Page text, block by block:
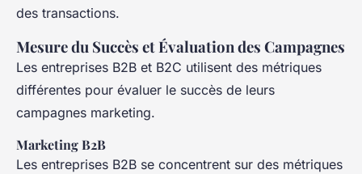
des transactions.
Mesure du Succès et Évaluation des Campagnes
Les entreprises B2B et B2C utilisent des métriques
différentes pour évaluer le succès de leurs
campagnes marketing.
Marketing B2B
Les entreprises B2B se concentrent sur des métriques